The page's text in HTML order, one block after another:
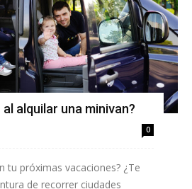
alquilar una minivan?
0
tu próximas vacaciones? ¿Te
de recorrer ciudades